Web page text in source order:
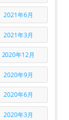
2021年6月
2021年3月
2020年12月
2020年9月
2020年6月
2020年3月